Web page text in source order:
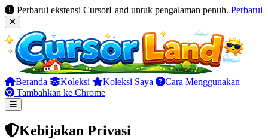
Perbarui ekstensi CursorLand untuk pengalaman penuh. Perbarui
Beranda Koleksi Koleksi Saya
Cara Menggunakan
Tambahkan ke Chrome
Kebijakan Privasi